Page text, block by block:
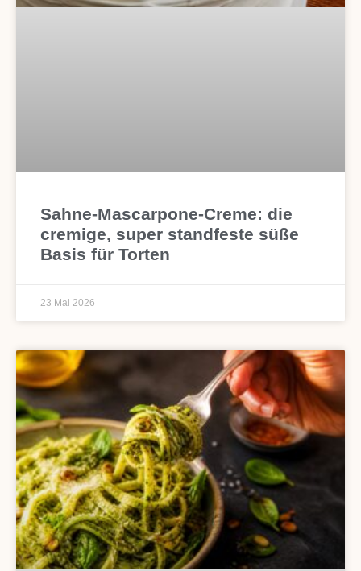
Sahne-Mascarpone-Creme: die
cremige, super standfeste süße
Basis für Torten
23 Mai 2026